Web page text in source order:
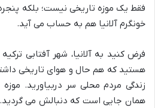
فقط یک موزه تاریخی نیست؛ بلکه
خونگرم آلانیا هم به حساب می آید.
فرض کنید به آلانیا، شهر آفتابی
هستید که هم حال و هوای تاریخی
زندگی مردم محلی سر دربیاورید. موزه
همان جایی است که دنبالش می گردید.